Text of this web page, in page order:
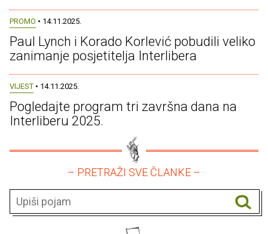
PROMO • 14.11.2025.
Paul Lynch i Korado Korlević pobudili veliko
zanimanje posjetitelja Interlibera
VIJEST • 14.11.2025.
Pogledajte program tri završna dana na
Interliberu 2025.
– PRETRAŽI SVE ČLANKE –